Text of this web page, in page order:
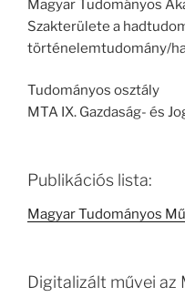
Magyar Tudományos
Szakterülete a
történelemtudomány/
Tudományos osztály
MTA IX. Gazdaság- és
Publikációs lista:
Magyar Tudományos
Digitalizált művei az